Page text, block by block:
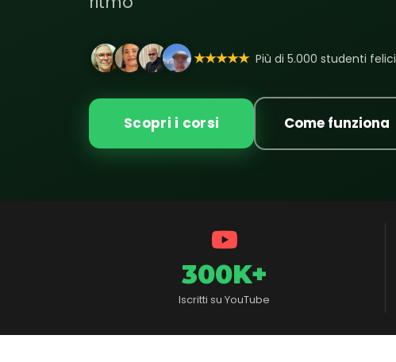
★★★★★ Più di 5.000 studenti felici
Scopri i corsi Come funziona
300K+
Iscritti su YouTube